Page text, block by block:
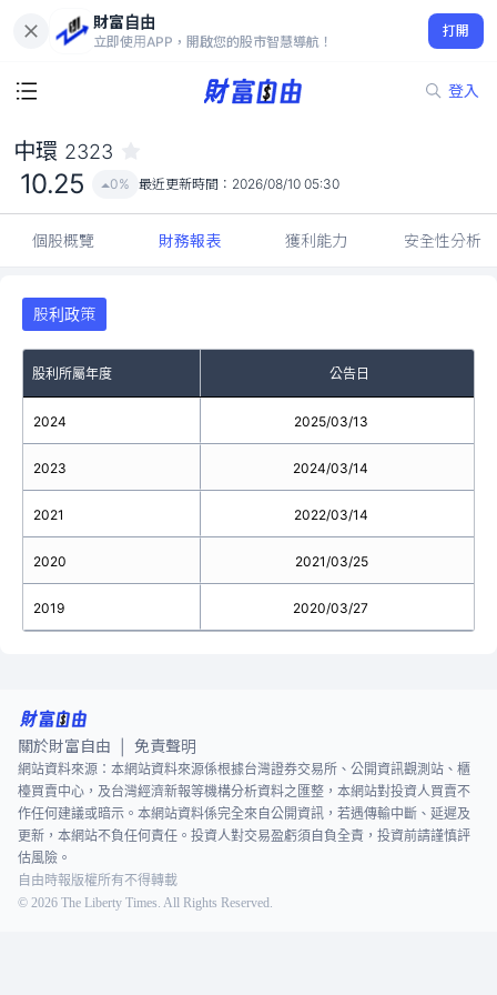
財富自由
立即使用APP，開啟您的股市智慧導航！
打開
登入
10.25
0%
中環 2323
10.25 0% 最近更新時間： 2026/08/10 05:30
個股概覽 財務報表 獲利能力 安全性分析
股利政策
股利所屬年度 公告日
2024
2023
2021
2020
2019
2025/03/13
2024/03/14
2022/03/14
2021/03/25
2020/03/27
關於財富自由 免責聲明
網站資料來源：本網站資料來源係根據台灣證券交易所、公開資訊觀測站、櫃
檯買賣中心，及台灣經濟新報等機構分析資料之匯整，本網站對投資人買賣不
作任何建議或暗示。本網站資料係完全來自公開資訊，若遇傳輸中斷、延遲及
更新，本網站不負任何責任。投資人對交易盈虧須自負全責，投資前請謹慎評
估風險。
自由時報版權所有不得轉載
© 2026 The Liberty Times. All Rights Reserved.